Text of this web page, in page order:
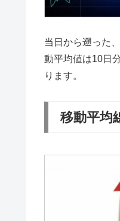
当日から遡った
動平均値は10日
ります。
移動平均